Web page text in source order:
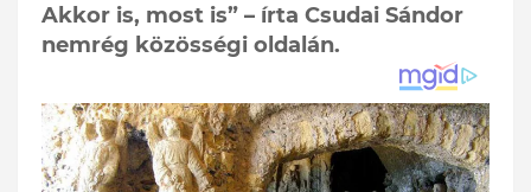
Akkor is, most is” – írta Csudai Sándor
nemrég közösségi oldalán.